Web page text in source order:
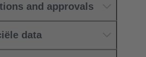
and approvals
data